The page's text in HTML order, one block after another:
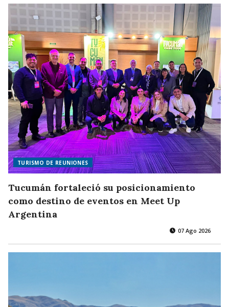
TURISMO DE REUNIONES
Tucumán fortaleció su posicionamiento
como destino de eventos en Meet Up
Argentina
07 Ago 2026